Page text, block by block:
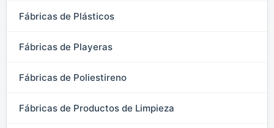
Fábricas de Plásticos
Fábricas de Playeras
Fábricas de Poliestireno
Fábricas de Productos de Limpieza